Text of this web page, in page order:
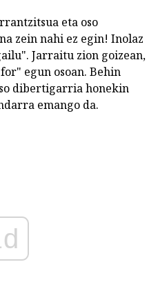
eta oso
zein nahi ez egin! Inolaz
Jarraitu zion goizean,
egun osoan. Behin
dibertigarria honekin
emango da.